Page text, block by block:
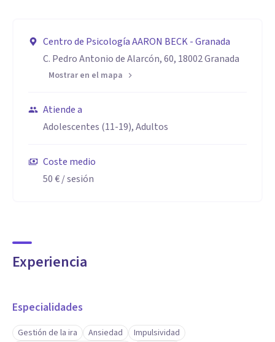
Centro de Psicología AARON BECK - Granada
C. Pedro Antonio de Alarcón, 60, 18002 Granada
Mostrar en el mapa
Atiende a
Adolescentes (11-19), Adultos
Coste medio
50 €/ sesión
Experiencia
Especialidades
Gestión de la ira Ansiedad
Impulsividad